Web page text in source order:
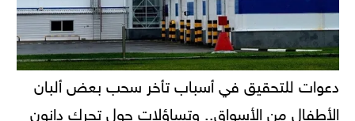
دعوات للتحقيق في أسباب تأخر سحب بعض ألبان
الأطفال من الأسواق.. وتساؤلات حول تحرك دانون